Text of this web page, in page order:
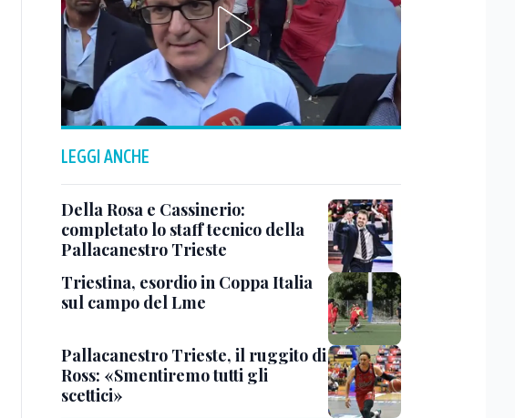
LEGGI ANCHE
Della Rosa e Cassinerio:
completato lo staff tecnico della
Pallacanestro Trieste
Triestina, esordio in Coppa Italia
sul campo del Lme
Pallacanestro Trieste, il ruggito di
Ross: «Smentiremo tutti gli
scettici»